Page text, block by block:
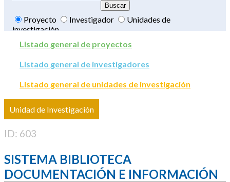
Proyecto Investigador
Unidades de
investigación
Listado general de proyectos
Listado general de investigadores
Listado general de unidades de investigación
Unidad de Investigación
ID: 603
SISTEMA BIBLIOTECA
DOCUMENTACIÓN E INFORMACIÓN